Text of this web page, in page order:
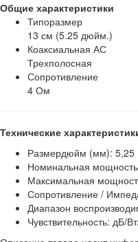
Общие характеристики
Типоразмер
13 см (5.25 дюйм.)
Коаксиальная АС
Трехполосная
Сопротивление
4 Ом
Технические
Размердюйм (мм): 5,25
Номинальная
Максимальная
Сопротивление /
Диапазон
Чувствительность: дБ/